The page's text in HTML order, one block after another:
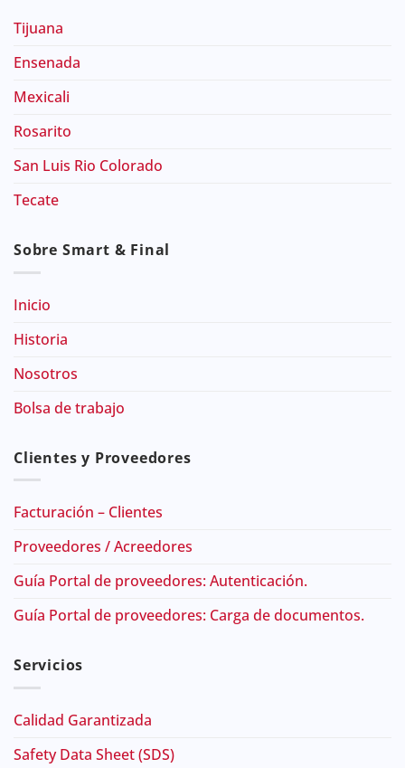
Tijuana
Ensenada
Mexicali
Rosarito
San Luis Rio Colorado
Tecate
Sobre Smart & Final
Inicio
Historia
Nosotros
Bolsa de trabajo
Clientes y Proveedores
Facturación – Clientes
Proveedores / Acreedores
Guía Portal de proveedores: Autenticación.
Guía Portal de proveedores: Carga de documentos.
Servicios
Calidad Garantizada
Safety Data Sheet (SDS)